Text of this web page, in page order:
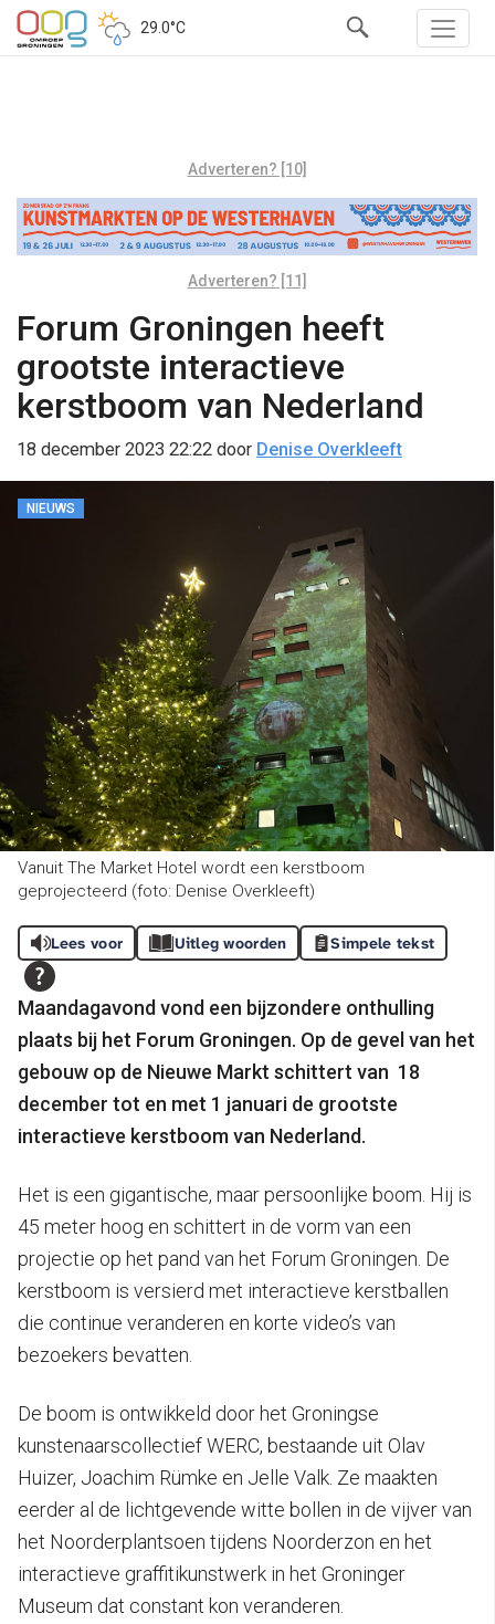
29.0°C
Adverteren? [10]
Adverteren? [11]
Forum Groningen heeft
grootste interactieve
kerstboom van Nederland
18 december 2023 22:22 door Denise Overkleeft
NIEUWS
Vanuit The Market Hotel wordt een kerstboom
geprojecteerd (foto: Denise Overkleeft)
Lees voor Uitleg woorden Simpele tekst
Maandagavond vond een bijzondere onthulling
plaats bij het Forum Groningen. Op de gevel van het
gebouw op de Nieuwe Markt schittert van 18
december tot en met 1 januari de grootste
interactieve kerstboom van Nederland.
Het is een gigantische, maar persoonlijke boom. Hij is
45 meter hoog en schittert in de vorm van een
projectie op het pand van het Forum Groningen. De
kerstboom is versierd met interactieve kerstballen
die continue veranderen en korte video’s van
bezoekers bevatten.
De boom is ontwikkeld door het Groningse
kunstenaarscollectief WERC, bestaande uit Olav
Huizer, Joachim Rümke en Jelle Valk. Ze maakten
eerder al de lichtgevende witte bollen in de vijver van
het Noorderplantsoen tijdens Noorderzon en het
interactieve graffitikunstwerk in het Groninger
Museum dat constant kon veranderen.